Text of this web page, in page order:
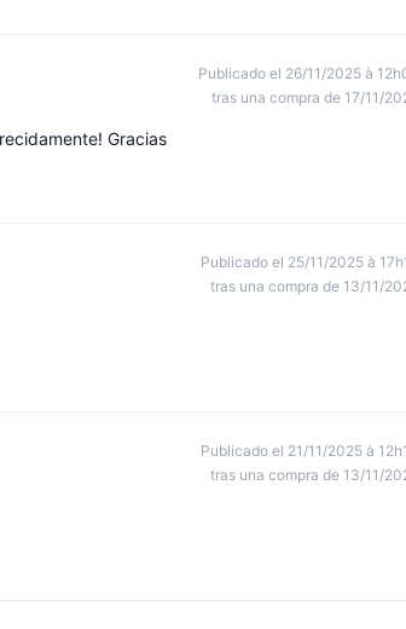
Publicado el 26/11/2025 à
tras una compra de 17/11/
Gracias
Publicado el 25/11/2025 à
tras una compra de 13/11/
Publicado el 21/11/2025 à
tras una compra de 13/11/